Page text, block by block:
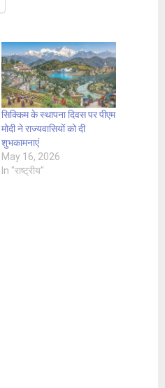
सिक्किम के स्थापना दिवस पर पीएम
मोदी ने राज्यवासियों को दी
शुभकामनाएं
May 16, 2026
In "राष्ट्रीय"